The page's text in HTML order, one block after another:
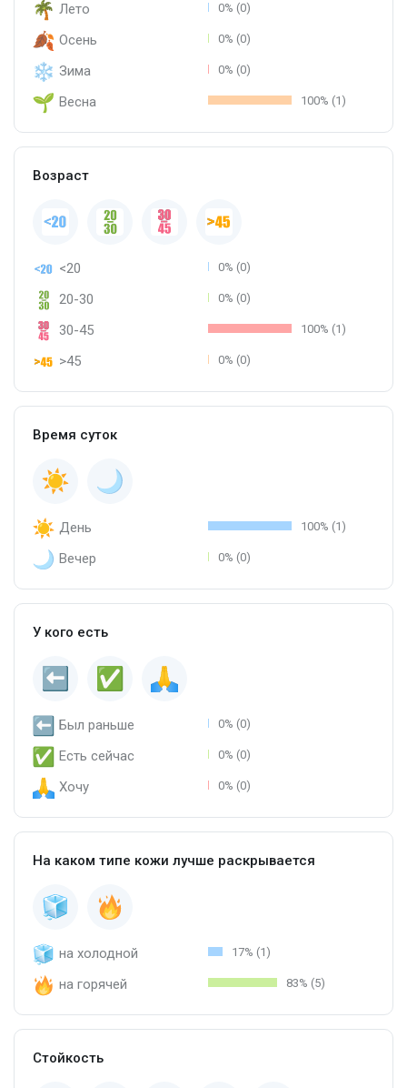
Лето 0% (0)
Осень 0% (0)
Зима 0% (0)
Весна 100% (1)
Возраст
<20 0% (0)
20-30 0% (0)
30-45 100% (1)
>45 0% (0)
Время суток
День 100% (1)
Вечер 0% (0)
У кого есть
Был раньше 0% (0)
Есть сейчас 0% (0)
Хочу 0% (0)
На каком типе кожи лучше раскрывается
на холодной 17% (1)
на горячей 83% (5)
Стойкость